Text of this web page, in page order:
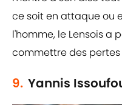
ce soit en attaque ou
l'homme, le Lensois a
commettre des
9. Yannis